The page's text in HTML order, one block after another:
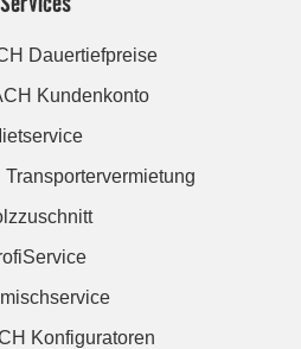
Dauertiefpreise
Kundenkonto
Konfiguratoren